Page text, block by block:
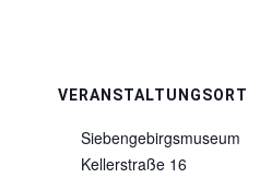
VERANSTALTUNGSORT
Siebengebirgsmuseum
Kellerstraße 16